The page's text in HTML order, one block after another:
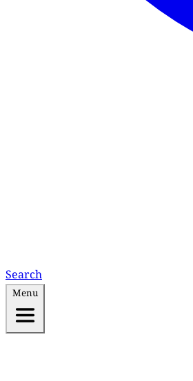
Search
Menu